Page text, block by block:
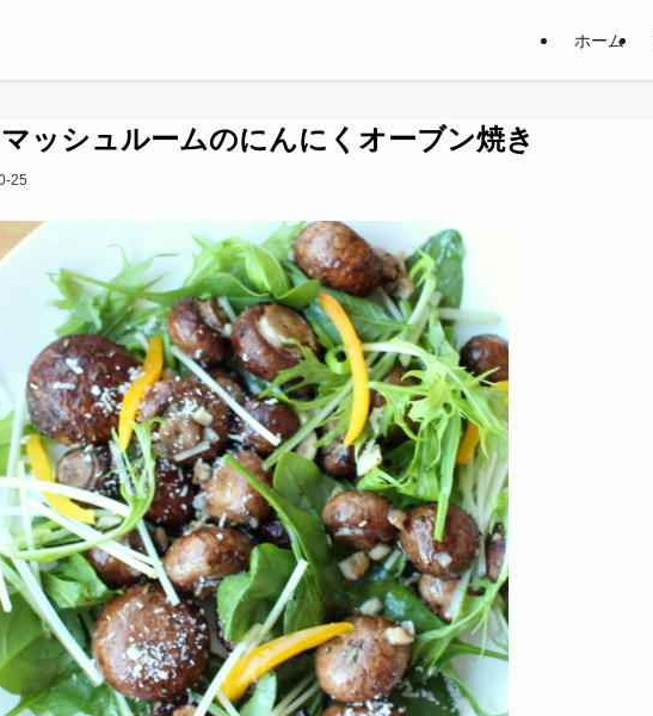
ホーム
ッシュルームのにんにくオーブン焼き
25